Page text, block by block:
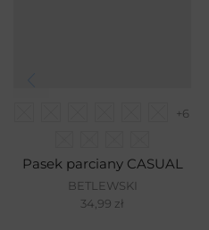
+6
Pasek parciany CASUAL
BETLEWSKI
34,99 zł